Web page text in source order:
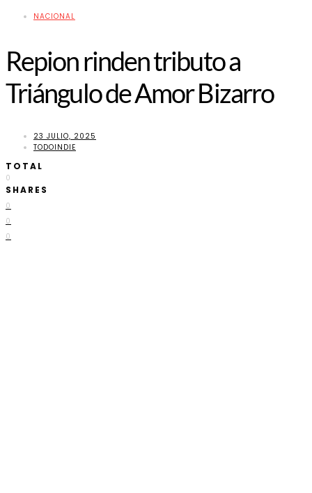
NACIONAL
Repion rinden tributo a
Triángulo de Amor Bizarro
23 JULIO, 2025
TODOINDIE
TOTAL
0
SHARES
0
0
0